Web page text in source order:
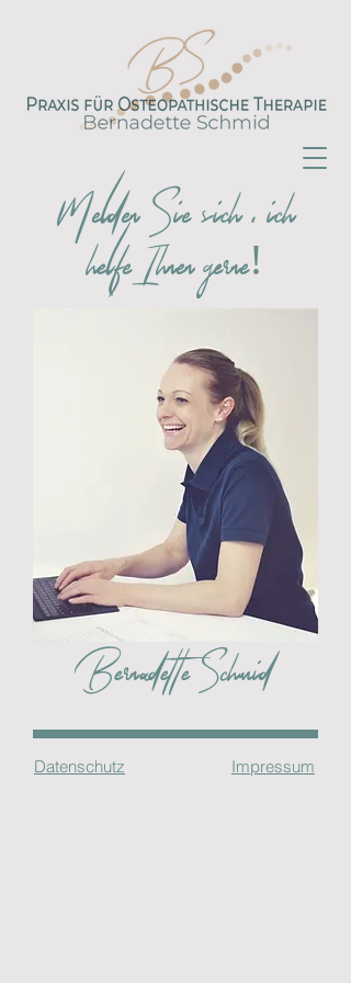
Melden Sie sich , ich
helfe Ihnen gerne!
Bernadette Schmid
Datenschutz Impressum